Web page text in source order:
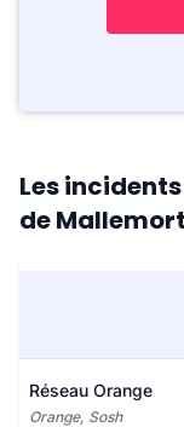
Les
de Mallemort
Réseau Orange
Orange, Sosh